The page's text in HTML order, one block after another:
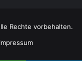
Rechte vorbehalten.
Impressum